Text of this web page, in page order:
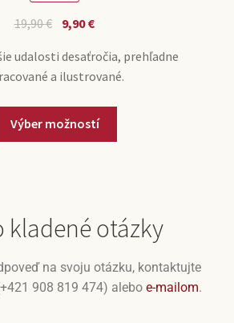
19,90€ 9,90€
udalosti desaťročia, prehľadne
a ilustrované.
Výber možností
kladené otázky
na svoju otázku, kontaktujte
908 819 474) alebo e-mailom.